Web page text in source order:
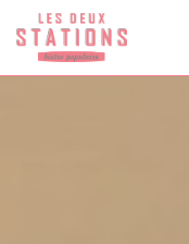
クッキー利用の管理について